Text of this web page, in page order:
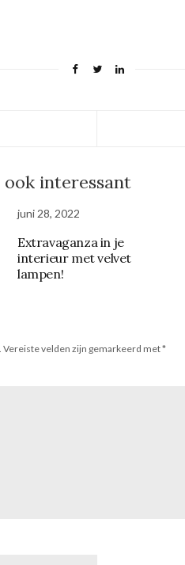
interessant
juni 28, 2022
Extravaganza in je
interieur met velvet
lampen!
Vereiste velden zijn gemarkeerd met*